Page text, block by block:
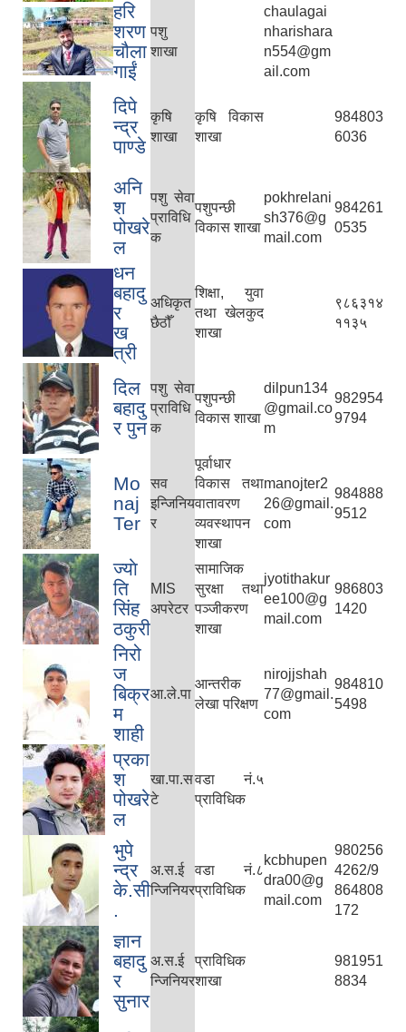
हरि
शरण
चौला
गाईं
पशु
शाखा
chaulagai
nharishara
n554@gm
ail.com
दिपे
न्द्र
पाण्डे
कृषि
शाखा
कृषि विकास
शाखा
984803
6036
अनि
श
पोखरे
ल
पशु सेवा
प्राविधि
क
पशुपन्छी
विकास शाखा
pokhrelani
sh376@g
mail.com
984261
0535
धन
बहादु
र
ख
त्री
अधिकृत
छैठौँ
शिक्षा, युवा
तथा खेलकुद
शाखा
९८६३१४
११३५
दिल
बहादु
र पुन
पशु सेवा
प्राविधि
क
पशुपन्छी
विकास शाखा
dilpun134
@gmail.co
m
982954
9794
Mo
naj
Ter
सव
इन्जिनिय
र
पूर्वाधार
विकास तथा
वातावरण
व्यवस्थापन
शाखा
manojter2
26@gmail.
com
984888
9512
ज्याे
ति
सिंह
ठकुरी
MIS
अपरेटर
सामाजिक
सुरक्षा तथा
पञ्जीकरण
शाखा
jyotithakur
ee100@g
mail.com
986803
1420
निरो
ज
बिक्र
म
शाही
आ.ले.पा
आन्तरीक
लेखा परिक्षण
nirojjshah
77@gmail.
com
984810
5498
प्रका
श
पोखरे
ल
खा.पा.स
टे
वडा नं.५
प्राविधिक
भुपे
न्द्र
के.सी
.
अ.स.ई
न्जिनियर
वडा नं.८
प्राविधिक
kcbhupen
dra00@g
mail.com
980256
4262/9
864808
172
ज्ञान
बहादु
र
सुनार
अ.स.ई
न्जिनियर
प्राविधिक
शाखा
981951
8834